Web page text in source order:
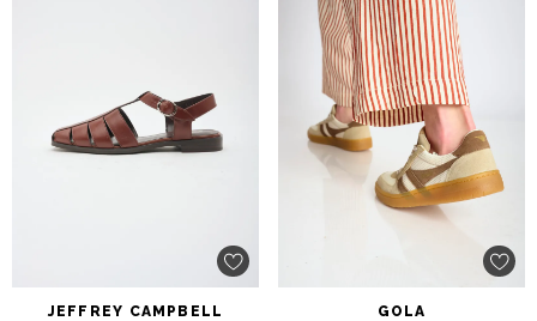
GOLA
JEFFREY CAMPBELL